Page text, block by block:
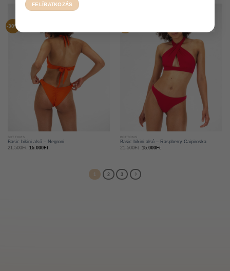
-30%
BOTTOMS
Basic bikini alsó – Negroni
21.500Ft 15.000 Ft
BOTTOMS
Basic bikini alsó – Raspberry Caipiroska
21.500Ft 15.000 Ft
1 2 3